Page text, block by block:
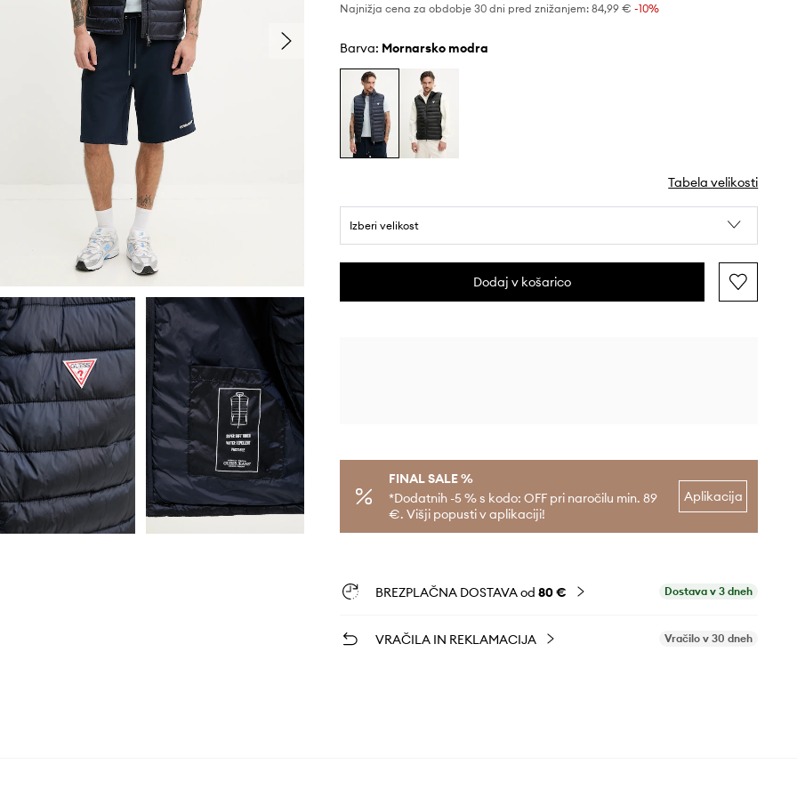
Najnižja cena za obdobje 30 dni pred znižanjem: 84,99 € -10%
Barva: mornarsko modra
Tabela velikosti
Izberi velikost
Dodaj v košarico
FINAL SALE %
*Dodatnih -5 % s kodo: OFF pri naročilu min. 89
€. Višji popusti v aplikaciji!
Aplikacija
BREZPLAČNA DOSTAVA od 80 € Dostava v 3 dneh
VRAČILA IN REKLAMACIJA Vračilo v 30 dneh